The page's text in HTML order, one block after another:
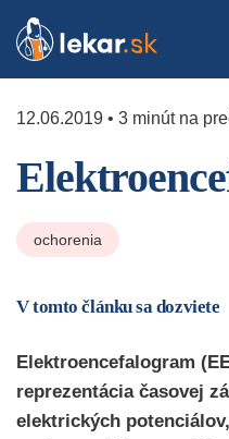
12.06.2019 • 3 minút na
ochorenia
V tomto článku sa dozviete
Elektroencefalogram
reprezentácia časovej
elektrických